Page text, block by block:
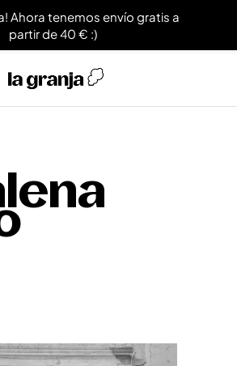
Ahora tenemos envío gratis a
partir de 40 € :)